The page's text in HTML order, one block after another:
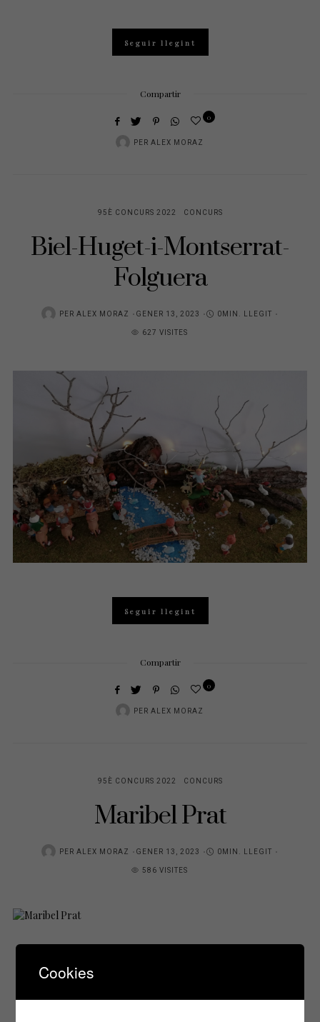
Seguir llegint
Compartir
PER ALEX MORAZ
0
95È CONCURS 2022 CONCURS
Biel-Huget-i-Montserrat-
Folguera
PER ALEX MORAZ
POSTED
ON
GENER 13, 2023
0MIN. LLEGIT
627 VISITES
Seguir llegint
Compartir
PER ALEX MORAZ
0
95È CONCURS 2022 CONCURS
Maribel Prat
PER ALEX MORAZ
POSTED
ON
GENER 13, 2023
0MIN. LLEGIT
586 VISITES
Cookies